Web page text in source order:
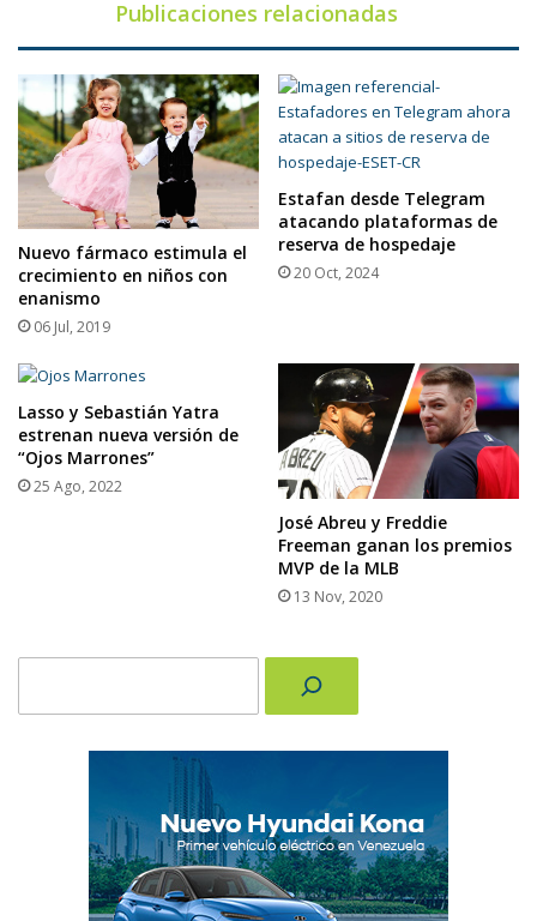
Publicaciones relacionadas
Nuevo fármaco estimula el
crecimiento en niños con
enanismo
06 Jul, 2019
Estafan desde Telegram
atacando plataformas de
reserva de hospedaje
20 Oct, 2024
Lasso y Sebastián Yatra
estrenan nueva versión de
“Ojos Marrones”
25 Ago, 2022
José Abreu y Freddie
Freeman ganan los premios
MVP de la MLB
13 Nov, 2020